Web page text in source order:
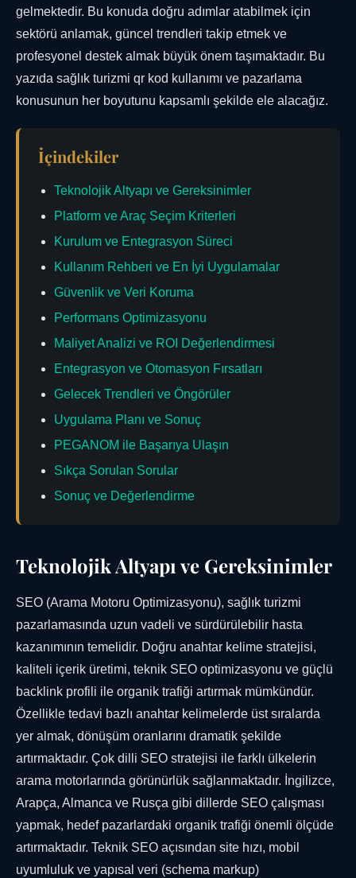
gelmektedir. Bu konuda doğru adımlar atabilmek için
sektörü anlamak, güncel trendleri takip etmek ve
profesyonel destek almak büyük önem taşımaktadır. Bu
yazıda sağlık turizmi qr kod kullanımı ve pazarlama
konusunun her boyutunu kapsamlı şekilde ele alacağız.
İçindekiler
Teknolojik Altyapı ve Gereksinimler
Platform ve Araç Seçim Kriterleri
Kurulum ve Entegrasyon Süreci
Kullanım Rehberi ve En İyi Uygulamalar
Güvenlik ve Veri Koruma
Performans Optimizasyonu
Maliyet Analizi ve ROI Değerlendirmesi
Entegrasyon ve Otomasyon Fırsatları
Gelecek Trendleri ve Öngörüler
Uygulama Planı ve Sonuç
PEGANOM ile Başarıya Ulaşın
Sıkça Sorulan Sorular
Sonuç ve Değerlendirme
Teknolojik Altyapı ve Gereksinimler
SEO (Arama Motoru Optimizasyonu), sağlık turizmi
pazarlamasında uzun vadeli ve sürdürülebilir hasta
kazanımının temelidir. Doğru anahtar kelime stratejisi,
kaliteli içerik üretimi, teknik SEO optimizasyonu ve güçlü
backlink profili ile organik trafiği artırmak mümkündür.
Özellikle tedavi bazlı anahtar kelimelerde üst sıralarda
yer almak, dönüşüm oranlarını dramatik şekilde
artırmaktadır. Çok dilli SEO stratejisi ile farklı ülkelerin
arama motorlarında görünürlük sağlanmaktadır. İngilizce,
Arapça, Almanca ve Rusça gibi dillerde SEO çalışması
yapmak, hedef pazarlardaki organik trafiği önemli ölçüde
artırmaktadır. Teknik SEO açısından site hızı, mobil
uyumluluk ve yapısal veri (schema markup)